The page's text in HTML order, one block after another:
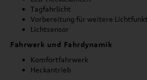
Tagfahrlicht
Vorbereitung für weitere
Lichtsensor
Fahrwerk und Fahrdynamik
Komfortfahrwerk
Heckantrieb